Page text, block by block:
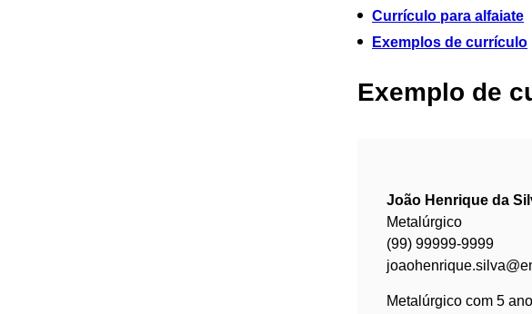
Currículo para alfaiate
Exemplos de currículo
Exemplo de
João Henrique da
Metalúrgico
(99) 99999-9999
Metalúrgico com 5